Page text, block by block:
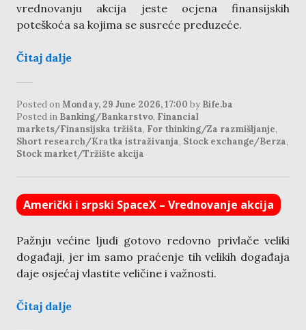
vrednovanju akcija jeste ocjena finansijskih
poteškoća sa kojima se susreće preduzeće.
Čitaj dalje
Posted on Monday, 29 June 2026, 17:00 by Bife.ba
Posted in Banking/Bankarstvo, Financial
markets/Finansijska tržišta, For thinking/Za razmišljanje,
Short research/Kratka istraživanja, Stock exchange/Berza,
Stock market/Tržište akcija
Američki i srpski SpaceX – Vrednovanje akcija
Pažnju većine ljudi gotovo redovno privlače veliki
događaji, jer im samo praćenje tih velikih događaja
daje osjećaj vlastite veličine i važnosti.
Čitaj dalje